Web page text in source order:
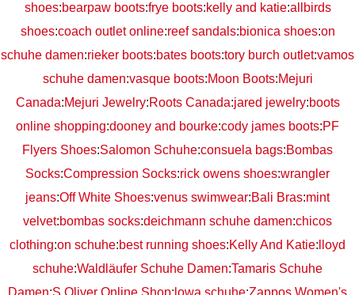
shoes:bearpaw boots:frye boots:kelly and katie:allbirds
shoes:coach outlet online:reef sandals:bionica shoes:on
schuhe damen:rieker boots:bates boots:tory burch outlet:vamos
schuhe damen:vasque boots:Moon Boots:Mejuri
Canada:Mejuri Jewelry:Roots Canada:jared jewelry:boots
online shopping:dooney and bourke:cody james boots:PF
Flyers Shoes:Salomon Schuhe:consuela bags:Bombas
Socks:Compression Socks:rick owens shoes:wrangler
jeans:Off White Shoes:venus swimwear:Bali Bras:mint
velvet:bombas socks:deichmann schuhe damen:chicos
clothing:on schuhe:best running shoes:Kelly And Katie: lloyd
schuhe:Waldläufer Schuhe Damen:Tamaris Schuhe